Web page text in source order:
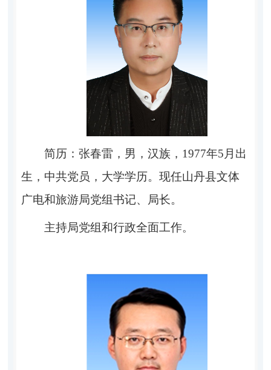
简历：张春雷，男，汉族，1977年5月出
生，中共党员，大学学历。现任山丹县文体
广电和旅游局党组书记、局长。
主持局党组和行政全面工作。